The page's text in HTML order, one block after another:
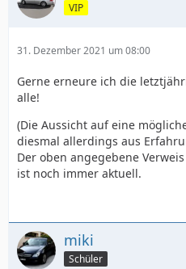
VIP
31. Dezember 2021 um 08:00
Gerne erneure ich die
alle!
(Die Aussicht auf eine
diesmal allerdings aus
Der oben angegebene
ist noch immer aktuell.
miki
Schüler